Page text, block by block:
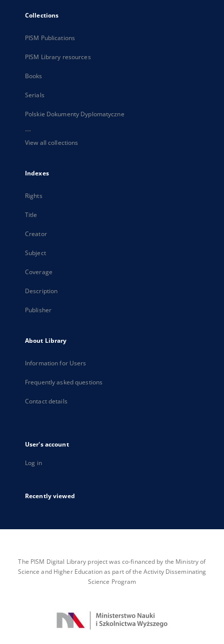
Collections
PISM Publications
PISM Library resources
Books
Serials
Polskie Dokumenty Dyplomatyczne
...
View all collections
Indexes
Rights
Title
Creator
Subject
Coverage
Description
Publisher
About Library
Information for Users
Frequently asked questions
Contact details
User's account
Log in
Recently viewed
The PISM Digital Library project was co-financed by the Ministry of
Science and Higher Education as part of the Activity Disseminating
Science Program